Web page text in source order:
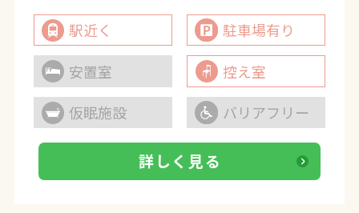
駅近く
駐車場有り
安置室
控え室
仮眠施設
バリアフリー
詳しく見る